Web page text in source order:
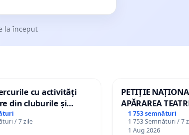
la început
cu activități
din cluburile și
/ 7 zile
PETIȚIE
APĂRAREA
DE REPERTORIU
1 753 semnături
1 753 Semnături / 7
1 Aug 2026